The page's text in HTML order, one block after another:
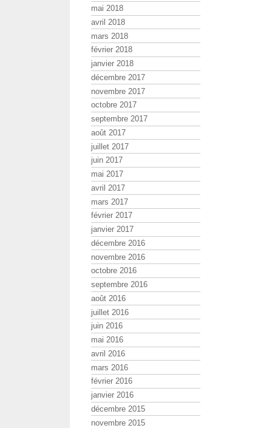
mai 2018
avril 2018
mars 2018
février 2018
janvier 2018
décembre 2017
novembre 2017
octobre 2017
septembre 2017
août 2017
juillet 2017
juin 2017
mai 2017
avril 2017
mars 2017
février 2017
janvier 2017
décembre 2016
novembre 2016
octobre 2016
septembre 2016
août 2016
juillet 2016
juin 2016
mai 2016
avril 2016
mars 2016
février 2016
janvier 2016
décembre 2015
novembre 2015